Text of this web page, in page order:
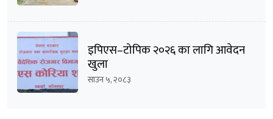
इपिएस–टोपिक २०२६ का लागि आवेदन
खुला
साउन ५, २०८३